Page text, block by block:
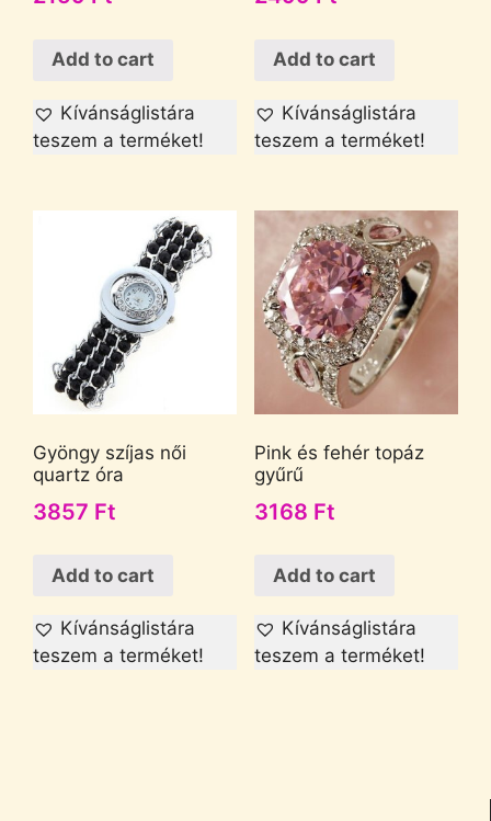
Add to cart
Kívánságlistára
teszem a terméket!
Add to cart
Kívánságlistára
teszem a terméket!
Gyöngy szíjas női
quartz óra
3857 Ft
Add to cart
Kívánságlistára
teszem a terméket!
Pink és fehér topáz
gyűrű
3168 Ft
Add to cart
Kívánságlistára
teszem a terméket!